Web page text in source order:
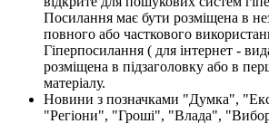
Посилання має бути розміщена в
повного або часткового
Гіперпосилання ( для інтернет -
розміщена в підзаголовку або в
матеріалу.
Новини з позначками "Думка",
"Регіони", "Гроші", "Влада",